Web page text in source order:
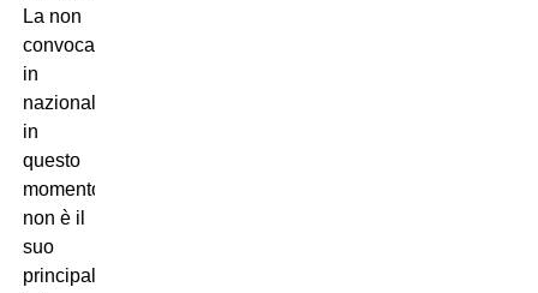
La non
convocazione
in
nazionale
in
questo
momento
non è il
suo
principale